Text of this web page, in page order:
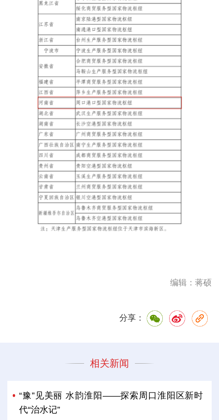
编辑：蒋硕
分享：
相关新闻
“豫”见美丽 水韵淮阳——探索周口淮阳区新时
代“治水记”